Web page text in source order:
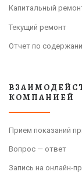
Капитальный
Текущий ремонт
Отчет по
КОМПАНИЕЙ
Прием показаний
Вопрос — ответ
Запись на онлайн-